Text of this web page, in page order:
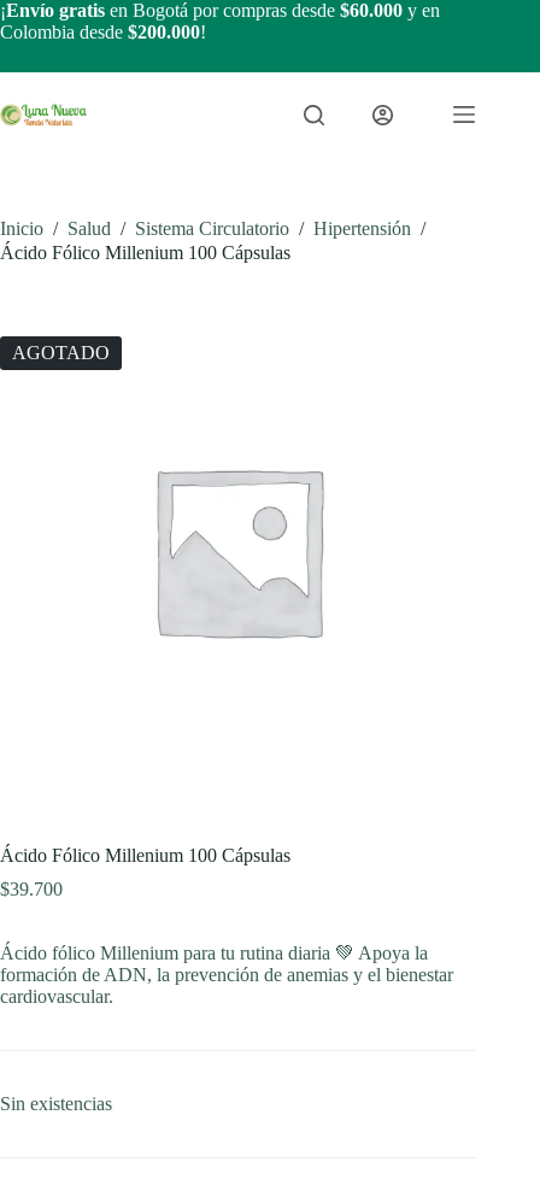
Saltar
al
¡Envío gratis en Bogotá por compras desde $60.000 y en
Colombia desde $200.000!
Inicio / Salud / Sistema Circulatorio / Hipertensión /
Ácido Fólico Millenium 100 Cápsulas
AGOTADO
Ácido Fólico Millenium 100 Cápsulas
$39.700
Ácido fólico Millenium para tu rutina diaria 💚 Apoya la
formación de ADN, la prevención de anemias y el bienestar
cardiovascular.
Sin existencias